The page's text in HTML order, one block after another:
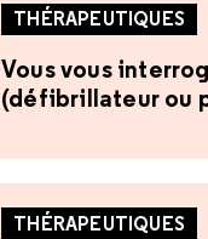
THÉRAPEUTIQUES
Vous vous
(défibrillateur ou
THÉRAPEUTIQUES